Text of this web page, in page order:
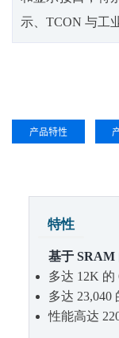
示、TCON 与工
产品特性
特性
基于 SRAM
多达 12K 的
多达 23,040
性能高达